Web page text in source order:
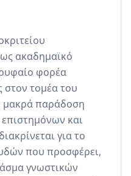
ακαδημαϊκό
φορέα
στον τομέα του
μακρά παράδοση
και
για το
που προσφέρει,
γνωστικών